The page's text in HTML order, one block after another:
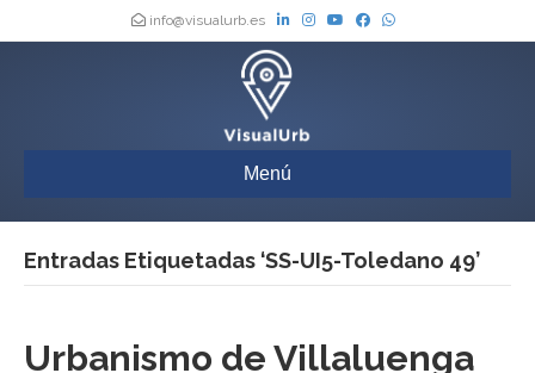
info@visualurb.es
Menú
Entradas Etiquetadas ‘SS-UI5-Toledano 49’
Urbanismo de Villaluenga